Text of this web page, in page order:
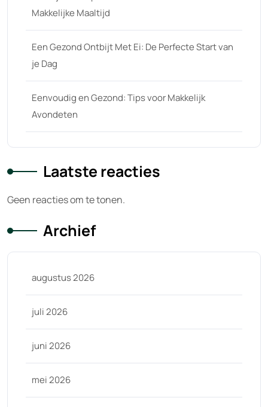
Makkelijke Maaltijd
Een Gezond Ontbijt Met Ei: De Perfecte Start van
je Dag
Eenvoudig en Gezond: Tips voor Makkelijk
Avondeten
Laatste reacties
Geen reacties om te tonen.
Archief
augustus 2026
juli 2026
juni 2026
mei 2026